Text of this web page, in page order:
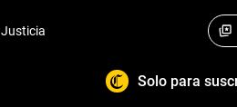
Justicia
Solo para